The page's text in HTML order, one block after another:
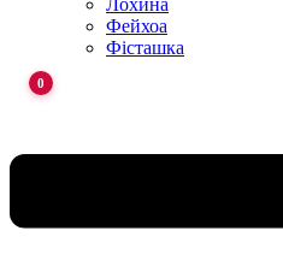
Лохина
Фейхоа
Фісташка
0